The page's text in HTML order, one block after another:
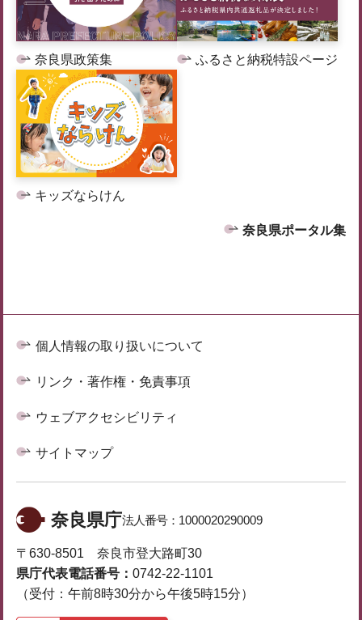
奈良県政策集 ふるさと納税特設ページ
キッズならけん
奈良県ポータル集
個人情報の取り扱いについて
リンク・著作権・免責事項
ウェブアクセシビリティ
サイトマップ
奈良県庁法人番号： 1000020290009
〒630-8501 奈良市登大路町30
県庁代表電話番号： 0742-22-1101
（受付：午前8時30分から午後5時15分）